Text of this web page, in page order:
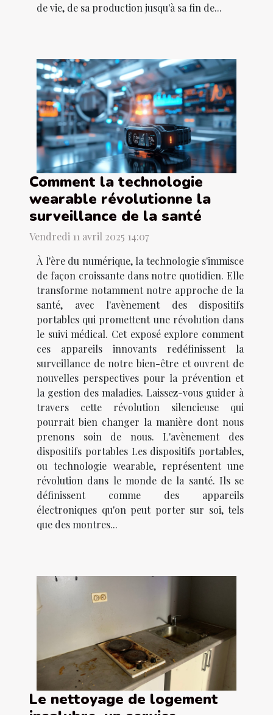
de vie, de sa production jusqu'à sa fin de...
Comment la technologie
wearable révolutionne la
surveillance de la santé
Vendredi 11 avril 2025 14:07
À l'ère du numérique, la technologie s'immisce
de façon croissante dans notre quotidien. Elle
transforme notamment notre approche de la
santé, avec l'avènement des dispositifs
portables qui promettent une révolution dans
le suivi médical. Cet exposé explore comment
ces appareils innovants redéfinissent la
surveillance de notre bien-être et ouvrent de
nouvelles perspectives pour la prévention et
la gestion des maladies. Laissez-vous guider à
travers cette révolution silencieuse qui
pourrait bien changer la manière dont nous
prenons soin de nous. L'avènement des
dispositifs portables Les dispositifs portables,
ou technologie wearable, représentent une
révolution dans le monde de la santé. Ils se
définissent comme des appareils
électroniques qu'on peut porter sur soi, tels
que des montres...
Le nettoyage de logement